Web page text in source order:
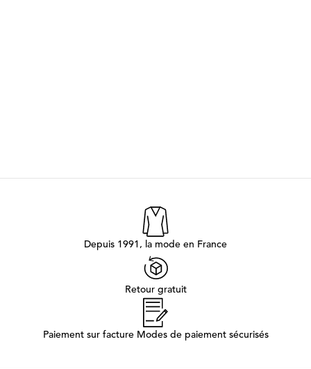
Depuis 1991, la mode en France
Retour gratuit
Paiement sur facture Modes de paiement sécurisés